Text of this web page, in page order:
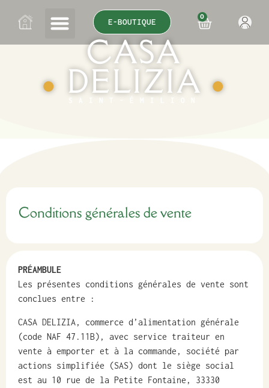
E-BOUTIQUE
0
CASA
● DELIZIA ●
SAINT-ÉMILION
Conditions générales de vente
PRÉAMBULE
Les présentes conditions générales de vente sont
conclues entre :
CASA DELIZIA, commerce d’alimentation générale
(code NAF 47.11B), avec service traiteur en
vente à emporter et à la commande, société par
actions simplifiée (SAS) dont le siège social
est au 10 rue de la Petite Fontaine, 33330